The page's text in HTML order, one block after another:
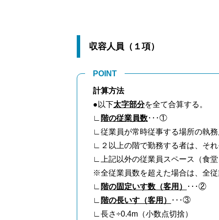
収容人員（１項）
POINT
計算方法
●以下太字部分を全て合算する。
∟
階の従業員数･･･①
∟従業員が常時従事する場所の執
∟２以上の階で勤務する者は、そ
∟上記以外の従業員スペース（食
※全従業員数を超えた場合は、全
∟
階の固定いす数（客用）
･･･②
∟
階の長いす（客用）
･･･③
∟長さ÷0.4m（小数点切捨）